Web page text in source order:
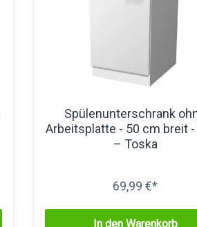
Spülenunterschrank
Arbeitsplatte - 50 cm breit -
– Toska
69,99 €*
In den Warenkorb